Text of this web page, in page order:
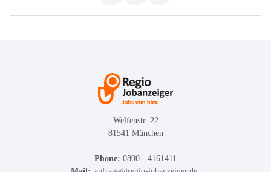
Welfenstr. 22
81541 München
Phone: 0800 - 4161411